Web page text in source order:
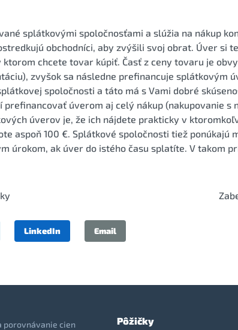
splátkovými spoločnosťami a slúžia na nákup
obchodníci, aby zvýšili svoj obrat. Úver si
chcete tovar kúpiť. Časť z ceny tovaru je
zvyšok sa následne prefinancuje splátkovým
spoločnosti a táto má s Vami dobré
prefinancovať úverom aj celý nákup (nakupovanie s
úverov je, že ich nájdete prakticky v
aspoň 100 €. Splátkové spoločnosti tiež ponúkajú
úrokom, ak úver do istého času splatíte. V takom
LinkedIn Email
Pôžičky
porovnávanie cien